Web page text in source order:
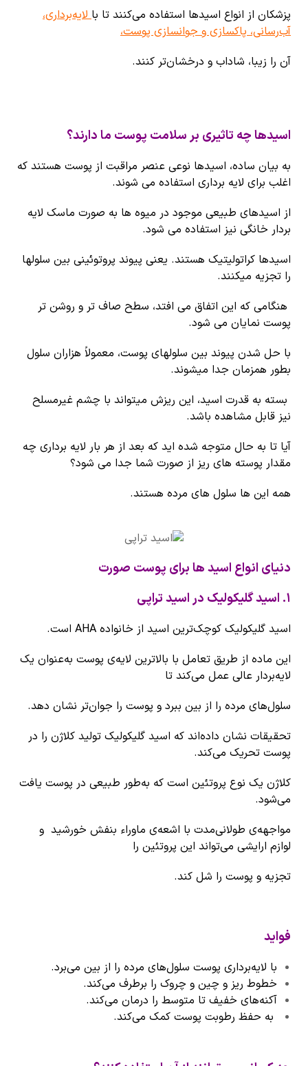
پزشکان از انواع اسیدها استفاده می‌کنند تا بالایه‌برداری،
آب‌رسانی، پاکسازی و جوانسازی پوست،
آن را زیبا، شاداب و درخشان‌تر کنند.
اسیدها چه تاثیری بر سلامت پوست ما دارند؟
به بیان ساده، اسیدها نوعی عنصر مراقبت از پوست هستند که
اغلب برای لایه برداری استفاده می شوند.
از اسیدهای طبیعی موجود در میوه ها به صورت ماسک لایه
بردار خانگی نیز استفاده می شود.
اسیدها کراتولیتیک هستند. یعنی پیوند پروتوئینی بین سلولها
را تجزیه میکنند.
هنگامی که این اتفاق می افتد، سطح صاف تر و روشن تر
پوست نمایان می شود.
با حل شدن پیوند بین سلولهای پوست، معمولاً هزاران سلول
بطور همزمان جدا میشوند.
بسته به قدرت اسید، این ریزش میتواند با چشم غیرمسلح
نیز قابل مشاهده باشد.
آیا تا به حال متوجه شده اید که بعد از هر بار لایه برداری چه
مقدار پوسته های ریز از صورت شما جدا می شود؟
همه این ها سلول های مرده هستند.
دنیای انواع اسید ها برای پوست صورت
۱. اسید گلیکولیک در اسید تراپی
اسید گلیکولیک کوچک‌ترین اسید از خانواده AHA است.
این ماده از طریق تعامل با بالاترین لایه‌ی پوست به‌عنوان یک
لایه‌بردار عالی عمل می‌کند تا
سلول‌های مرده‌ را از بین ببرد و پوست را جوان‌تر نشان دهد.
تحقیقات نشان داده‌اند که اسید گلیکولیک تولید کلاژن را در
پوست تحریک می‌کند.
کلاژن یک نوع پروتئین است که به‌طور طبیعی در پوست یافت
می‌شود.
مواجهه‌ی طولانی‌مدت با اشعه‌ی ماوراء بنفش خورشید و
لوازم ارایشی می‌تواند این پروتئین را
تجزیه و پوست را شل کند.
فواید
با لایه‌برداری پوست سلول‌های مرده را از بین می‌برد.
خطوط ریز و چین و چروک را برطرف می‌کند.
آکنه‌های خفیف تا متوسط را درمان می‌کند.
به حفظ رطوبت پوست کمک می‌کند.